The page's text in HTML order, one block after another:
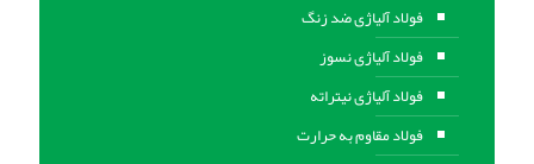
فولاد آلیاژی ضد زنگ
فولاد آلیاژی نسوز
فولاد آلیاژی نیتراته
فولاد مقاوم به حرارت